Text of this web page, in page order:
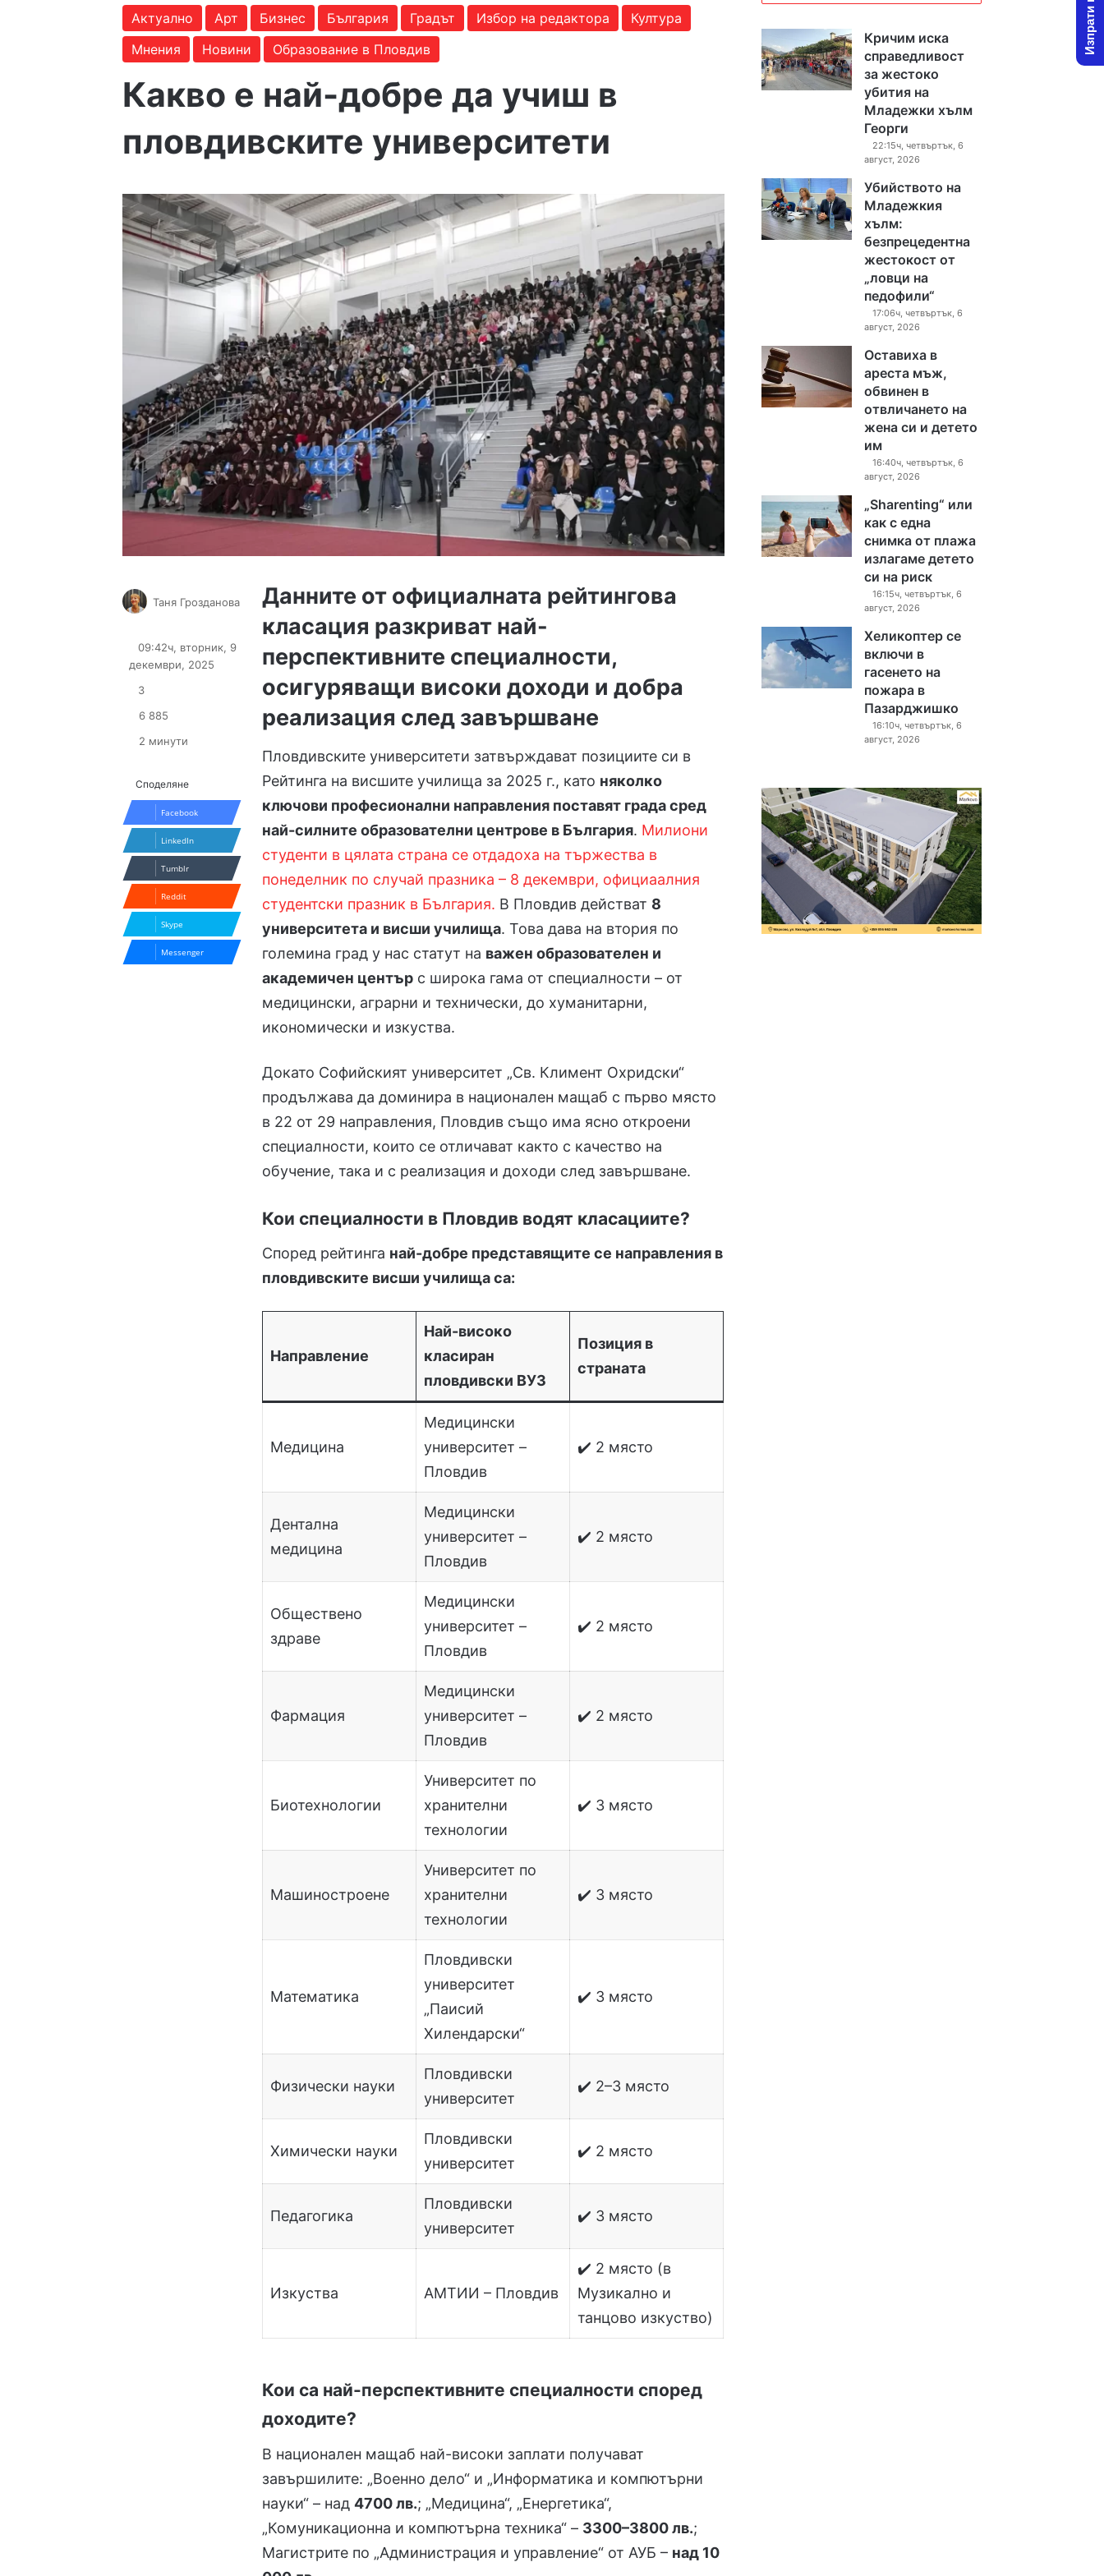
Актуално Арт Бизнес България Градът Избор на редактора
Култура
Мнения
Новини Образование в Пловдив
Какво е най-добре да учиш в
пловдивските университети
Данните от официалната рейтингова
класация разкриват най-
перспективните специалности,
осигуряващи високи доходи и добра
реализация след завършване
Пловдивските университети затвърждават позициите си в
Рейтинга на висшите училища за 2025 г., като няколко
ключови професионални направления поставят града сред
най-силните образователни центрове в България. Милиони
студенти в цялата страна се отдадоха на тържества в
понеделник по случай празника – 8 декември, официаалния
студентски празник в България. В Пловдив действат 8
университета и висши училища. Това дава на втория по
големина град у нас статут на важен образователен и
академичен център с широка гама от специалности – от
медицински, аграрни и технически, до хуманитарни,
икономически и изкуства.
Докато Софийският университет „Св. Климент Охридски“
продължава да доминира в национален мащаб с първо място
в 22 от 29 направления, Пловдив също има ясно откроени
специалности, които се отличават както с качество на
обучение, така и с реализация и доходи след завършване.
Кои специалности в Пловдив водят класациите?
Според рейтинга най-добре представящите се направления в
пловдивските висши училища са:
Направление
Най-високо
класиран
пловдивски ВУЗ
Позиция в
страната
Медицина
Медицински
университет –
Пловдив
✔️ 2 място
Дентална
медицина
Медицински
университет –
Пловдив
✔️ 2 място
Обществено
здраве
Медицински
университет –
Пловдив
✔️ 2 място
Фармация
Медицински
университет –
Пловдив
✔️ 2 място
Биотехнологии
Университет по
хранителни
технологии
✔️ 3 място
Машиностроене
Университет по
хранителни
технологии
✔️ 3 място
Математика
Пловдивски
университет
„Паисий
Хилендарски“
✔️ 3 място
Физически науки
Пловдивски
университет
✔️ 2–3 място
Химически науки
Пловдивски
университет
✔️ 2 място
Педагогика
Пловдивски
университет
✔️ 3 място
Изкуства АМТИИ – Пловдив
✔️ 2 място (в
Музикално и
танцово изкуство)
Кои са най-перспективните специалности според
доходите?
В национален мащаб най-високи заплати получават
завършилите: „Военно дело“ и „Информатика и компютърни
науки“ – над4700 лв.; „Медицина“, „Енергетика“,
„Комуникационна и компютърна техника“ – 3300–3800 лв.;
Магистрите по „Администрация и управление“ от АУБ – над 10
Таня Грозданова
email
09:42ч, вторник, 9
декември, 2025
3
6 885
2 минути
Споделяне
Facebook
LinkedIn
Tumblr
Reddit
Skype
Messenger
Кричим иска
справедливост
за жестоко
убития на
Младежки хълм
Георги
22:15ч, четвъртък, 6
август, 2026
Убийството на
Младежкия
хълм:
безпрецедентна
жестокост от
„ловци на
педофили“
17:06ч, четвъртък, 6
август, 2026
Оставиха в
ареста мъж,
обвинен в
отвличането на
жена си и детето
им
16:40ч, четвъртък, 6
август, 2026
„Sharenting“ или
как с една
снимка от плажа
излагаме детето
си на риск
16:15ч, четвъртък, 6
август, 2026
Хеликоптер се
включи в
гасенето на
пожара в
Пазарджишко
16:10ч, четвъртък, 6
август, 2026